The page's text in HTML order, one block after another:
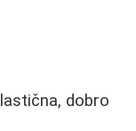
dobro